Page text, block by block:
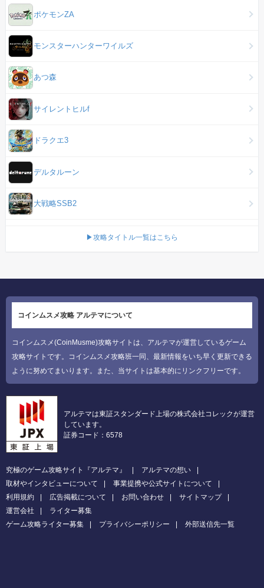
ポケモンZA
モンスターハンターワイルズ
あつ森
サイレントヒルf
ドラクエ3
デルタルーン
大戦略SSB2
▶攻略タイトル一覧はこちら
コインムスメ攻略 アルテマについて
コインムスメ(CoinMusme)攻略サイトは、アルテマが運営しているゲーム
攻略サイトです。コインムスメ攻略班一同、最新情報をいち早く更新できる
ように努めてまいります。また、当サイトは基本的にリンクフリーです。
アルテマは東証スタンダード上場の株式会社コレックが運営
しています。
証券コード：6578
究極のゲーム攻略サイト『アルテマ』
アルテマの想い
取材やインタビューについて
事業提携や公式サイトについて
利用規約
広告掲載について お問い合わせ
サイトマップ
運営会社
ライター募集
ゲーム攻略ライター募集
プライバシーポリシー 外部送信先一覧